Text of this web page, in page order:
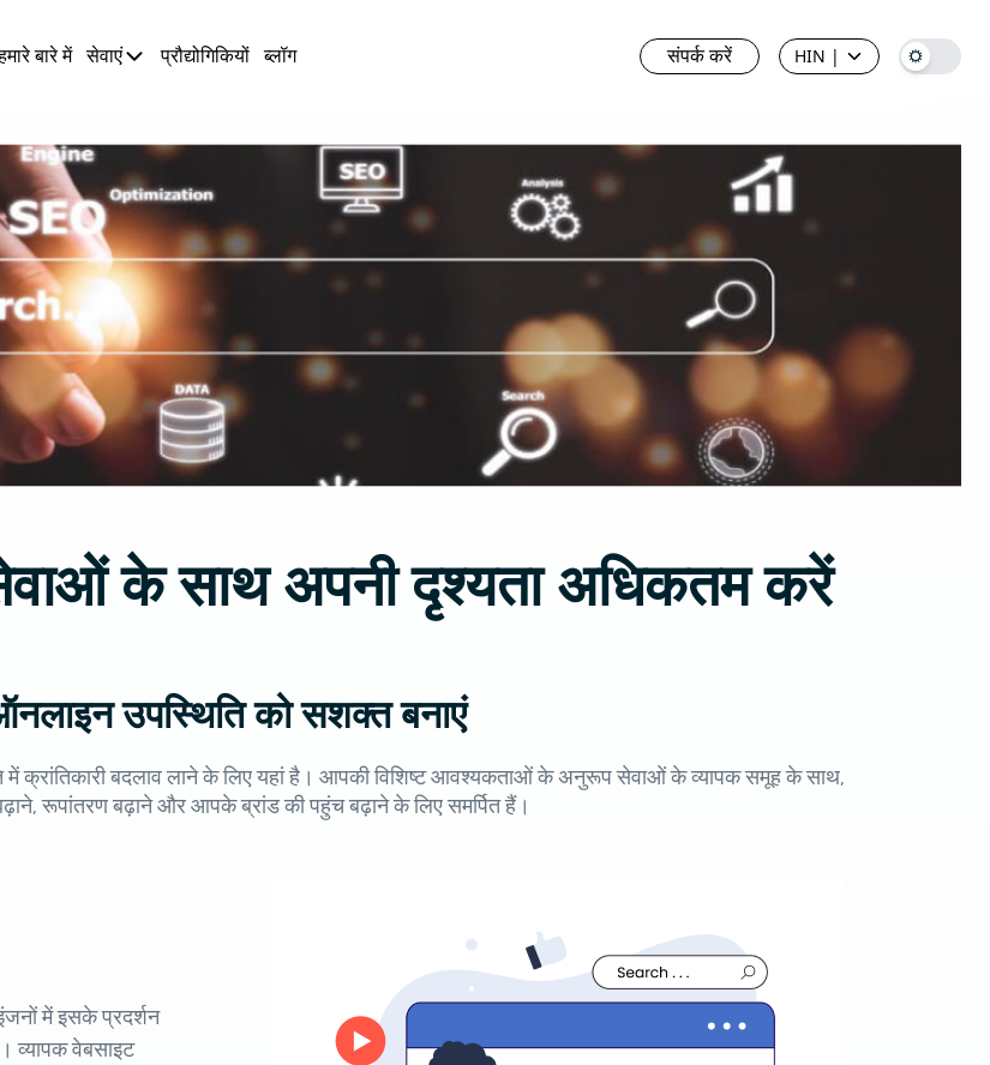
बारे में सेवाएं प्रौद्योगिकियों ब्लॉग संपर्क करें HIN |
के साथ अपनी दृश्यता अधिकतम करें
उपस्थिति को सशक्त बनाएं
में क्रांतिकारी बदलाव लाने के लिए यहां है। आपकी विशिष्ट आवश्यकताओं के अनुरूप सेवाओं के व्यापक समूह के साथ,
रूपांतरण बढ़ाने और आपके ब्रांड की पहुंच बढ़ाने के लिए समर्पित हैं।
में इसके प्रदर्शन
व्यापक वेबसाइट